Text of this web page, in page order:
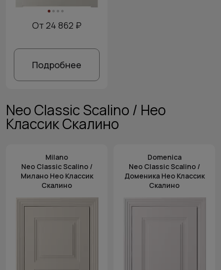
От 24 862 ₽
Подробнее
Neo Classic Scalino / Нео
Классик Скалино
Milano
Neo Classic Scalino /
Милано Нео Классик
Скалино
Domenica
Neo Classic Scalino /
Доменика Нео Классик
Скалино